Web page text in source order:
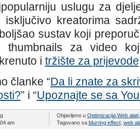
uslugu za
isključivo kreatorima
sustav koji
thumbnails za video
i tržište za prijevode
članke “Da li znate za
” i “Upoznajte se sa
am
Objavljeno u Optimizacija, Web alati,
Tagovano sa blurring effect, web